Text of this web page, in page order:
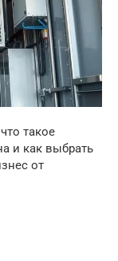
такое
и как выбрать
от